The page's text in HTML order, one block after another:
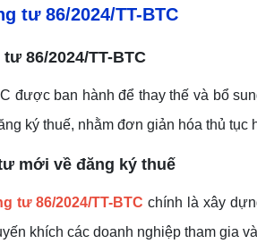
tư 86/2024/TT-BTC
86/2024/TT-BTC
được ban hành để thay thế và bổ
ký thuế, nhằm đơn giản hóa thủ
mới về đăng ký thuế
tư 86/2024/TT-BTC chính là xây
khích các doanh nghiệp tham gia